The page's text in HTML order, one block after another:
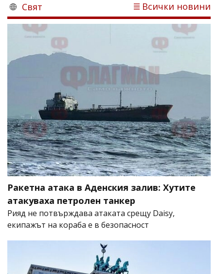
Свят Всички новини
Ракетна атака в Аденския залив: Хутите
атакуваха петролен танкер
Рияд не потвърждава атаката срещу Daisy,
екипажът на кораба е в безопасност